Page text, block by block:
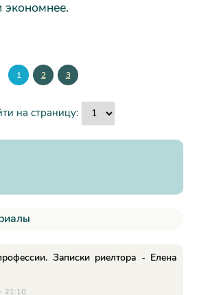
экономнее.
1 2 3
на страницу:
Записки риелтора - Елена
21:10